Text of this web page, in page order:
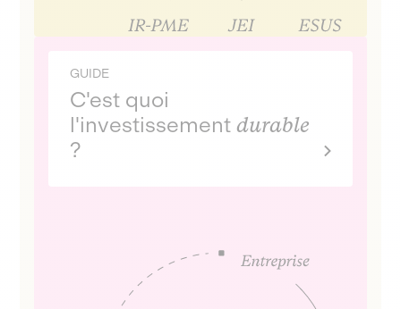
GUIDE
C'est quoi
l'investissement durable
?